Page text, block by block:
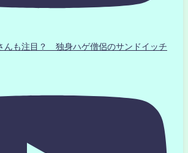
んも注目？ 独身ハゲ僧侶のサンドイッチ